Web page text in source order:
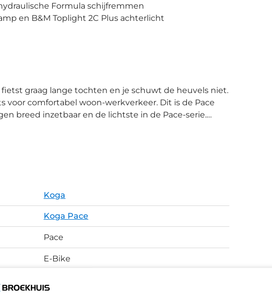
Formula schijfremmen
en B&M Toplight 2C Plus achterlicht
voor comfortabel woon-werkverkeer. Dit is de Pace
breed inzetbaar en de lichtste in de Pace-serie.
ook is. Deze elegante e-bike is
Line CX Smart motor met 85Nm koppel. De
De e-bike is zowel op als van de fiets op te
en lees je al je ritgegevens af. Bovendien kan je het
met de hoogwaardige
heb je niet alleen een groot
hoogstaande versnellingsgroep. Voor het
met Shimano hydraulische velgremmen. Remkracht
Koga
Koga Pace
Pace
E-Bike